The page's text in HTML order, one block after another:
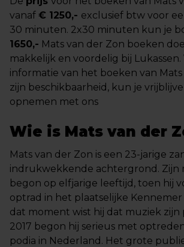
vanaf € 1250,- exclusief btw voor
30 minuten. 2x30 minuten kun je
1650,- Mats van der Zon boeken
makkelijk en voordelig bij Lukassen.
informatie van het boeken van
zijn beschikbaarheid, kun je
opnemen met ons
Wie is Mats van der
Mats van der Zon is een 23-jarige
indrukwekkende achtergrond. Zijn
begon op elfjarige leeftijd, toen hij
optrad in het plaatselijke Kennemer
dat moment wist hij dat muziek zijn
2017 begon hij serieus met
podia in Nederland. Het grote